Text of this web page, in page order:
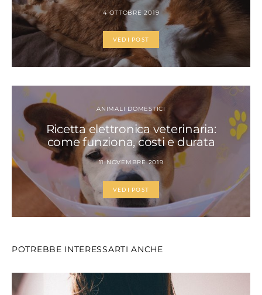
4 OTTOBRE 2019
VEDI POST
ANIMALI DOMESTICI
Ricetta elettronica veterinaria:
come funziona, costi e durata
11 NOVEMBRE 2019
VEDI POST
POTREBBE INTERESSARTI ANCHE